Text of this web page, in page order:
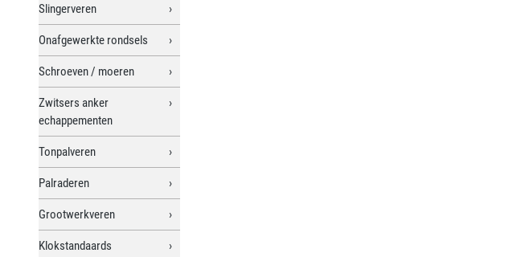
Slingerveren
Onafgewerkte rondsels
Schroeven / moeren
Zwitsers anker
echappementen
Tonpalveren
Palraderen
Grootwerkveren
Klokstandaards